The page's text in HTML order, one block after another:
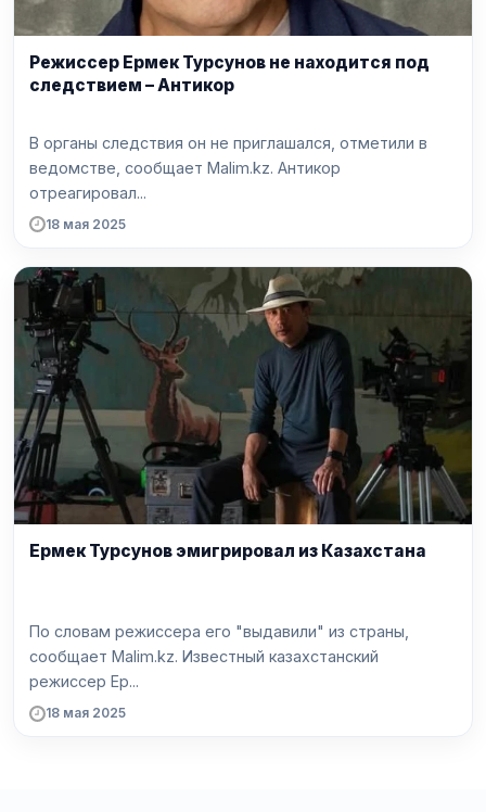
Режиссер Ермек Турсунов не находится под
следствием – Антикор
В органы следствия он не приглашался, отметили в
ведомстве, сообщает Malim.kz. Антикор
отреагировал...
18 мая 2025
Ермек Турсунов эмигрировал из Казахстана
По словам режиссера его "выдавили" из страны,
сообщает Malim.kz. Известный казахстанский
режиссер Ер...
18 мая 2025